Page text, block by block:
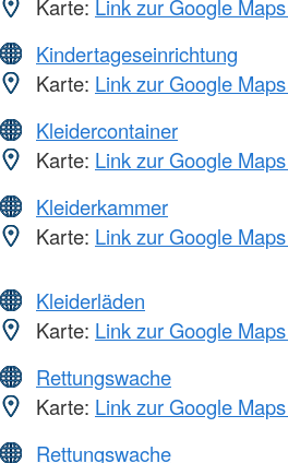
Karte: Link zur Google
Kindertageseinrichtung
Karte: Link zur Google
Kleidercontainer
Karte: Link zur Google
Kleiderkammer
Karte: Link zur Google
Kleiderläden
Karte: Link zur Google
Rettungswache
Karte: Link zur Google
Rettungswache